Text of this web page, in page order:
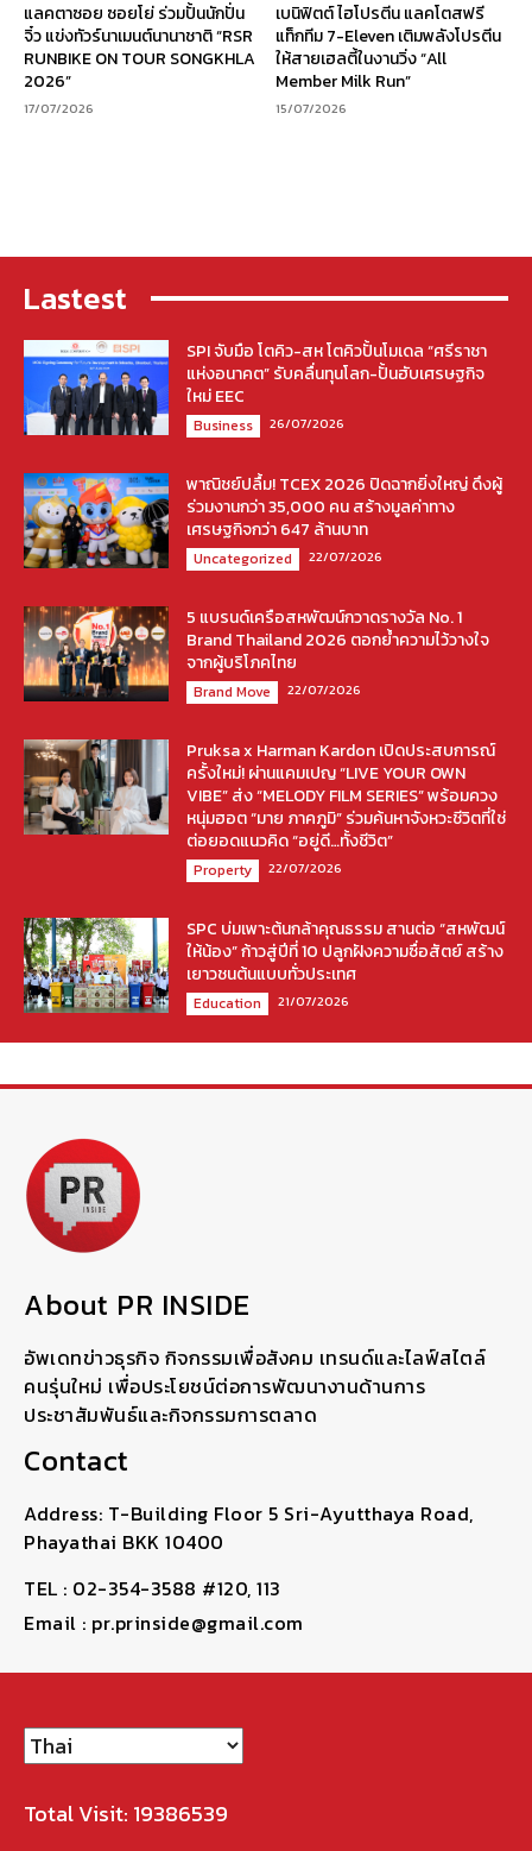
แลคตาซอย ซอยโย่ ร่วมปั้นนักปั่น
จิ๋ว แข่งทัวร์นาเมนต์นานาชาติ “RSR
RUNBIKE ON TOUR SONGKHLA
2026”
17/07/2026
เบนิฟิตต์ ไฮโปรตีน แลคโตสฟรี
แท็กทีม 7-Eleven เติมพลังโปรตีน
ให้สายเฮลตี้ในงานวิ่ง “All
Member Milk Run”
15/07/2026
Lastest
SPI จับมือ โตคิว-สห โตคิวปั้นโมเดล “ศรีราชา
แห่งอนาคต” รับคลื่นทุนโลก-ปั้นฮับเศรษฐกิจ
ใหม่ EEC
Business 26/07/2026
พาณิชย์ปลื้ม! TCEX 2026 ปิดฉากยิ่งใหญ่ ดึงผู้
ร่วมงานกว่า 35,000 คน สร้างมูลค่าทาง
เศรษฐกิจกว่า 647 ล้านบาท
Uncategorized 22/07/2026
5 แบรนด์เครือสหพัฒน์กวาดรางวัล No. 1
Brand Thailand 2026 ตอกย้ำความไว้วางใจ
จากผู้บริโภคไทย
Brand Move 22/07/2026
Pruksa x Harman Kardon เปิดประสบการณ์
ครั้งใหม่! ผ่านแคมเปญ “LIVE YOUR OWN
VIBE” ส่ง “MELODY FILM SERIES” พร้อมควง
หนุ่มฮอต “มาย ภาคภูมิ” ร่วมค้นหาจังหวะชีวิตที่ใช่
ต่อยอดแนวคิด “อยู่ดี…ทั้งชีวิต”
Property 22/07/2026
SPC บ่มเพาะต้นกล้าคุณธรรม สานต่อ “สหพัฒน์
ให้น้อง” ก้าวสู่ปีที่ 10 ปลูกฝังความซื่อสัตย์ สร้าง
เยาวชนต้นแบบทั่วประเทศ
Education 21/07/2026
About PR INSIDE
อัพเดทข่าวธุรกิจ กิจกรรมเพื่อสังคม เทรนด์และไลฟ์สไตล์
คนรุ่นใหม่ เพื่อประโยชน์ต่อการพัฒนางานด้านการ
ประชาสัมพันธ์และกิจกรรมการตลาด
Contact
Address: T-Building Floor 5 Sri-Ayutthaya Road,
Phayathai BKK 10400
TEL : 02-354-3588 #120, 113
Email : pr.prinside@gmail.com
Total Visit: 19386539